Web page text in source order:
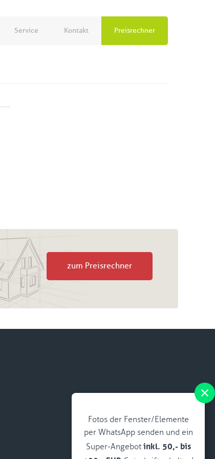
Service Kontakt Preisrechner
Fotos der Fenster/Elemente
per WhatsApp senden und ein
Super-Angebot inkl. 50,- bis
zum Preisrechner